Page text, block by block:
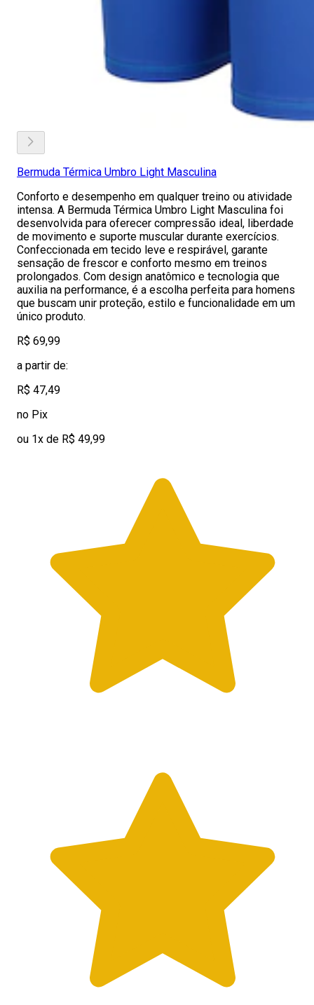
Bermuda Térmica Umbro Light Masculina
Conforto e desempenho em qualquer treino ou atividade
intensa. A Bermuda Térmica Umbro Light Masculina foi
desenvolvida para oferecer compressão ideal, liberdade
de movimento e suporte muscular durante exercícios.
Confeccionada em tecido leve e respirável, garante
sensação de frescor e conforto mesmo em treinos
prolongados. Com design anatômico e tecnologia que
auxilia na performance, é a escolha perfeita para homens
que buscam unir proteção, estilo e funcionalidade em um
único produto.
R$ 69,99
a partir de:
R$ 47,49
no Pix
ou 1x de R$ 49,99